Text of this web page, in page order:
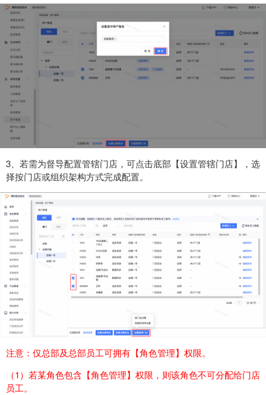
3、若需为督导配置管辖门店，可点击底部【设置管辖门店】，选
择按门店或组织架构方式完成配置。
注意： 仅总部及总部员工可拥有【角色管理】权限。
（1）若某角色包含【角色管理】权限，则该角色不可分配给门店
员工。